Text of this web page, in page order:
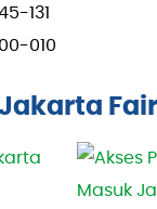
131
010